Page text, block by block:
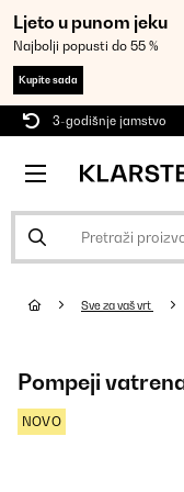
Ljeto u punom jeku
Najbolji popusti do 55 %
Kupite sada
3-godišnje jamstvo
Sve za vaš vrt
Pompeji
NOVO